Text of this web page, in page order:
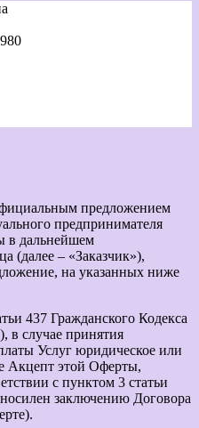
предложением
предпринимателя
в дальнейшем
(далее – «Заказчик»),
на указанных ниже
437 Гражданского Кодекса
в случае принятия
Услуг юридическое или
Акцепт этой Оферты,
с пунктом 3 статьи
заключению Договора